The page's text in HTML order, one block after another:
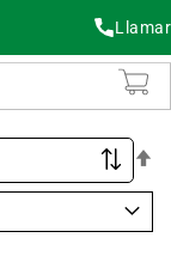
Llamar